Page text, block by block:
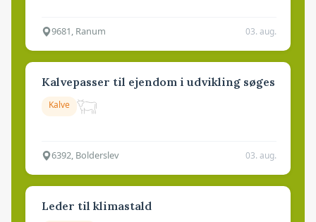
9681, Ranum 03. aug.
Kalvepasser til ejendom i udvikling søges
Kalve
6392, Bolderslev 03. aug.
Leder til klimastald